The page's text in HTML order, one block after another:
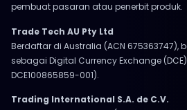
pembuat pasaran atau penerbit produk.
Trade Tech AU Pty Ltd
Berdaftar di Australia (ACN 675363747),
sebagai Digital Currency Exchange
DCE100865859-001).
Trading International S.A. de C.V.